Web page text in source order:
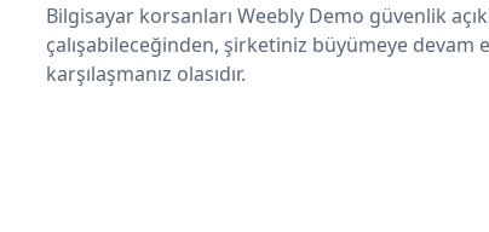
Bilgisayar korsanları Weebly Demo güvenlik
çalışabileceğinden, şirketiniz büyümeye devam
karşılaşmanız olasıdır.